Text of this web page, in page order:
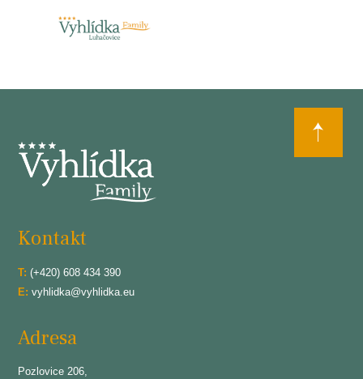
Kontakt
T: (+420) 608 434 390
E: vyhlidka@vyhlidka.eu
Adresa
Pozlovice 206,